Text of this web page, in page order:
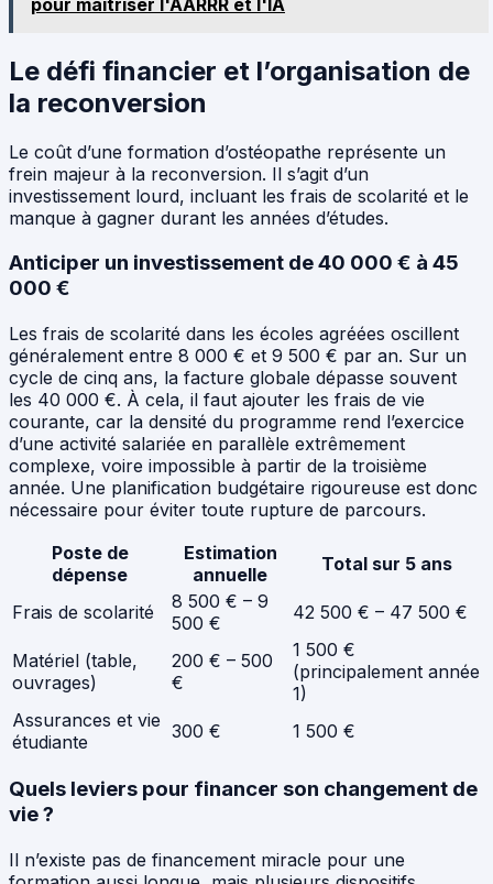
pour maîtriser l'AARRR et l'IA
Le défi financier et l’organisation de
la reconversion
Le coût d’une formation d’ostéopathe représente un
frein majeur à la reconversion. Il s’agit d’un
investissement lourd, incluant les frais de scolarité et le
manque à gagner durant les années d’études.
Anticiper un investissement de 40 000 € à 45
000 €
Les frais de scolarité dans les écoles agréées oscillent
généralement entre 8 000 € et 9 500 € par an. Sur un
cycle de cinq ans, la facture globale dépasse souvent
les 40 000 €. À cela, il faut ajouter les frais de vie
courante, car la densité du programme rend l’exercice
d’une activité salariée en parallèle extrêmement
complexe, voire impossible à partir de la troisième
année. Une planification budgétaire rigoureuse est donc
nécessaire pour éviter toute rupture de parcours.
Poste de
dépense
Estimation
annuelle
Total sur 5 ans
Frais de scolarité
8 500 € – 9
500 €
42 500 € – 47 500 €
Matériel (table,
ouvrages)
200 € – 500
€
1 500 €
(principalement année
1)
Assurances et vie
étudiante
300 € 1 500 €
Quels leviers pour financer son changement de
vie ?
Il n’existe pas de financement miracle pour une